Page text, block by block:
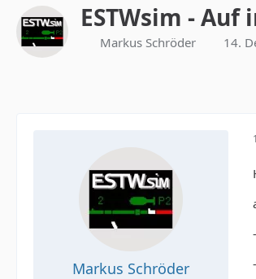
ESTWsim -
Markus Schröder 14.
Markus Schröder